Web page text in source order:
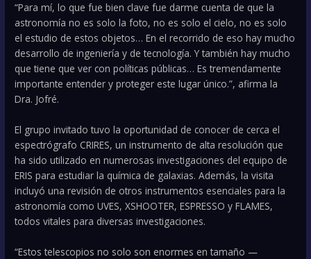
“Para mí, lo que fue bien clave fue darme cuenta de que la
astronomía no es solo la foto, no es solo el cielo, no es solo
el estudio de estos objetos… En el recorrido de eso hay mucho
desarrollo de ingeniería y de tecnología. Y también hay mucho
que tiene que ver con políticas públicas… Es tremendamente
importante entender y proteger este lugar único.”, afirma la
Dra. Jofré.
El grupo invitado tuvo la oportunidad de conocer de cerca el
espectrógrafo CRIRES, un instrumento de alta resolución que
ha sido utilizado en numerosas investigaciones del equipo de
ERIS para estudiar la química de galaxias. Además, la visita
incluyó una revisión de otros instrumentos esenciales para la
astronomía como UVES, XSHOOTER, ESPRESSO y FLAMES,
todos vitales para diversas investigaciones.
“Estos telescopios no solo son enormes en tamaño —